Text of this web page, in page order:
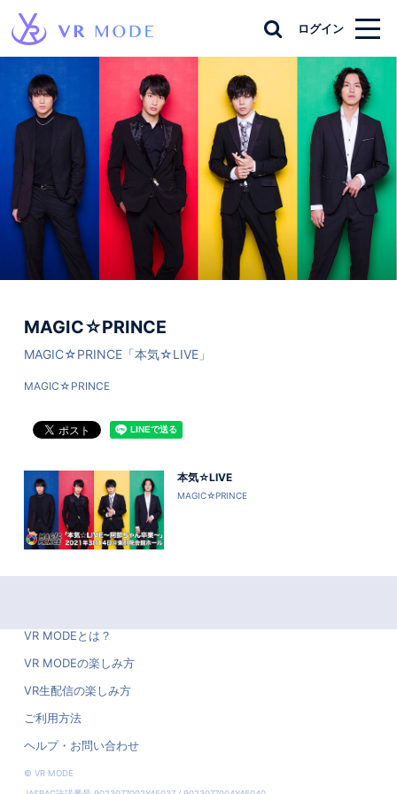
ログイン
MAGIC☆PRINCE
MAGIC☆PRINCE「本気☆LIVE」
MAGIC☆PRINCE
本気☆LIVE
MAGIC☆PRINCE
VR MODEとは？
VR MODEの楽しみ方
VR生配信の楽しみ方
ご利用方法
ヘルプ・お問い合わせ
© VR MODE